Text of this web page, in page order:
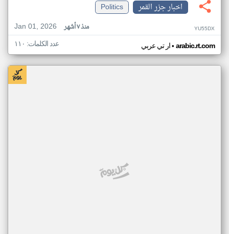
اخبار جزر القمر
Politics
Jan 01, 2026
منذ ٧ أشهر YU55DX
ار تي عربي• arabic.rt.com عدد الكلمات: ١١٠